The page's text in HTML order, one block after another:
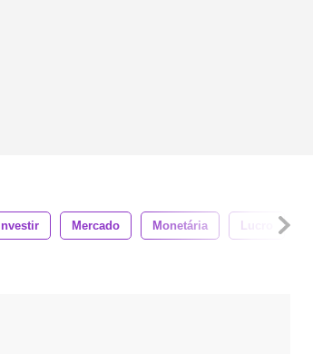
Investir Mercado Monetária Lucro